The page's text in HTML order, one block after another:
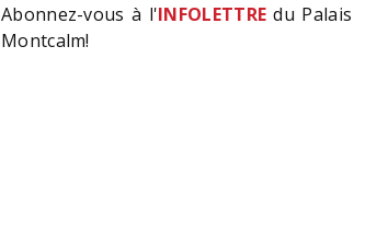
Abonnez-vous à l'INFOLETTRE du Palais
Montcalm!